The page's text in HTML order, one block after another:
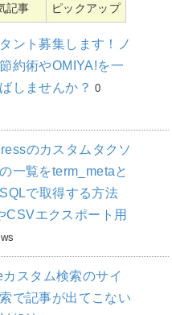
記事 ピックアップ
ント募集します！ノ
約術やOMIYA!を一
しませんか？ 0
のカスタムタクソ
一覧をterm_metaと
で取得する方法
CSVエクスポート用
スタム検索のサイ
で記事が出てこない